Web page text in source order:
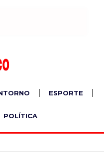
ESPORTE
POLÍTICA